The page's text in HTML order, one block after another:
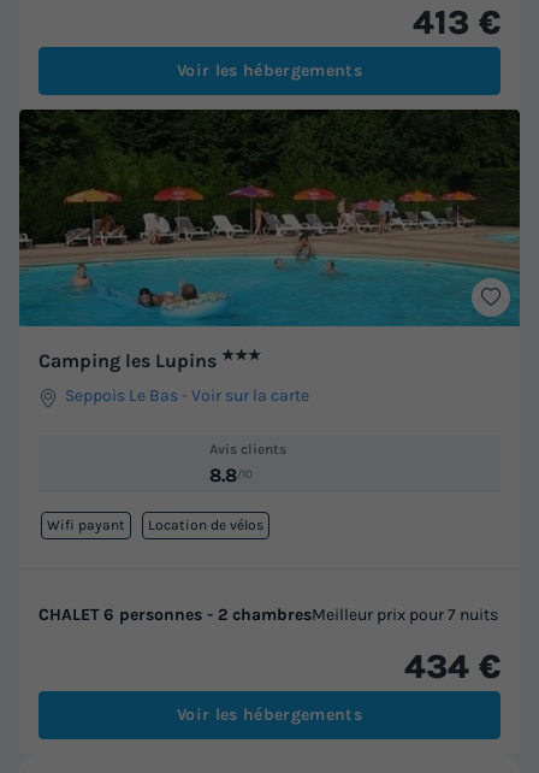
413 €
Voir les hébergements
Camping les Lupins ★★★
Seppois Le Bas -Voir sur la carte
Avis clients
8.8/10
Wifi payant Location de vélos
CHALET 6 personnes - 2 chambresMeilleur prix pour 7 nuits
434 €
Voir les hébergements